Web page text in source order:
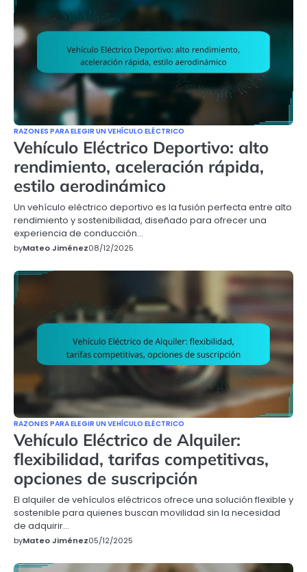
RAZONES PARA ELEGIR UN VEHÍCULO ELÉCTRICO
Vehículo Eléctrico Deportivo: alto
rendimiento, aceleración rápida,
estilo aerodinámico
Un vehículo eléctrico deportivo es la fusión perfecta entre alto
rendimiento y sostenibilidad, diseñado para ofrecer una
experiencia de conducción…
byMateo Jiménez08/12/2025
RAZONES PARA ELEGIR UN VEHÍCULO ELÉCTRICO
Vehículo Eléctrico de Alquiler:
flexibilidad, tarifas competitivas,
opciones de suscripción
El alquiler de vehículos eléctricos ofrece una solución flexible y
sostenible para quienes buscan movilidad sin la necesidad
de adquirir…
byMateo Jiménez05/12/2025